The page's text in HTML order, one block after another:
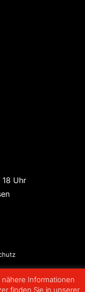
Uhr
Informationen
finden Sie in unserer